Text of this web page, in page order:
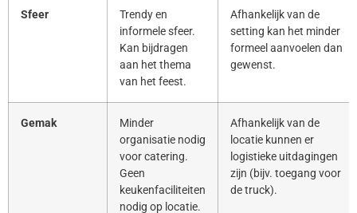
Sfeer
Trendy en
informele sfeer.
Kan bijdragen
aan het thema
van het feest.
Afhankelijk van de
setting kan het minder
formeel aanvoelen dan
gewenst.
Gemak
Minder
organisatie nodig
voor catering.
Geen
keukenfaciliteiten
nodig op locatie.
Afhankelijk van de
locatie kunnen er
logistieke uitdagingen
zijn (bijv. toegang voor
de truck).